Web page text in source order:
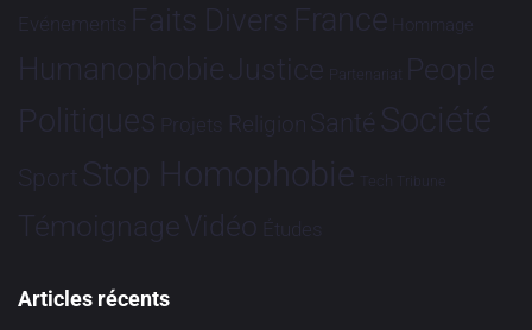
Evénements Faits Divers France Hommage
HumanophobieJustice Partenariat People
Politiques Projets Religion Santé Société
Sport Stop Homophobie Tech Tribune
TémoignageVidéo Études
Articles récents